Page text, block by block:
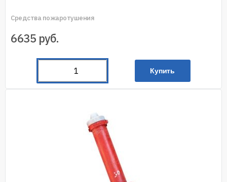
Средства пожаротушения
6635 руб.
Купить